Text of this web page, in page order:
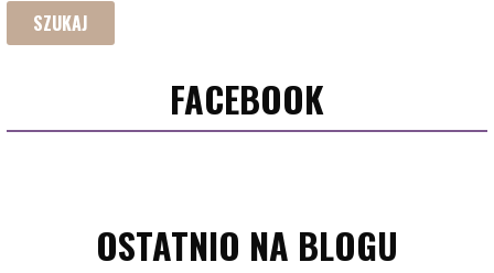
FACEBOOK
OSTATNIO NA BLOGU